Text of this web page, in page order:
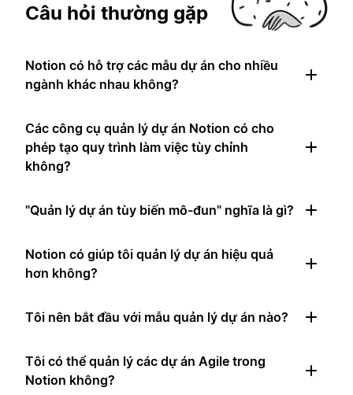
Câu hỏi thường gặp
Notion có hỗ trợ các mẫu dự án cho nhiều
ngành khác nhau không?
Các công cụ quản lý dự án Notion có cho
phép tạo quy trình làm việc tùy chỉnh
không?
"Quản lý dự án tùy biến mô-đun" nghĩa là gì?
Notion có giúp tôi quản lý dự án hiệu quả
hơn không?
Tôi nên bắt đầu với mẫu quản lý dự án nào?
Tôi có thể quản lý các dự án Agile trong
Notion không?